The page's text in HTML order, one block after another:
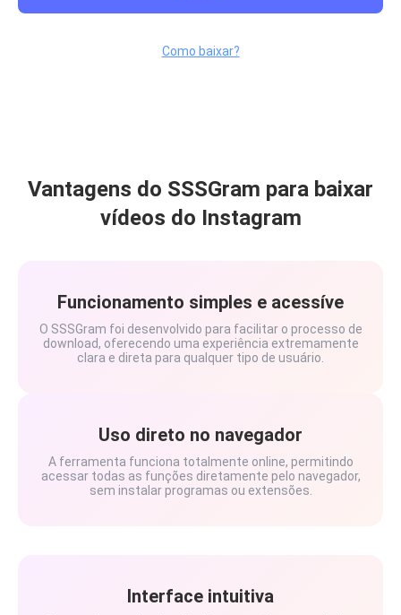
Como baixar?
Vantagens do SSSGram para baixar
vídeos do Instagram
Funcionamento simples e acessíve
O SSSGram foi desenvolvido para facilitar o processo de
download, oferecendo uma experiência extremamente
clara e direta para qualquer tipo de usuário.
Uso direto no navegador
A ferramenta funciona totalmente online, permitindo
acessar todas as funções diretamente pelo navegador,
sem instalar programas ou extensões.
Interface intuitiva